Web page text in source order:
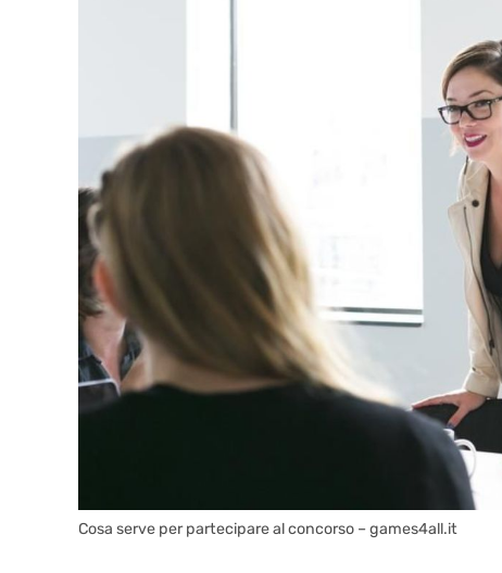
Cosa serve per partecipare al concorso – games4all.it